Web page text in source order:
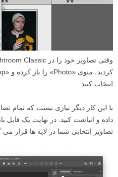
انتخاب کنید.
با این کار دیگر نیازی نیست که تمام
داده و انباشت کنید. در نهایت یک فایل
تصاویر انتخابی شما در لایه ها قرار می